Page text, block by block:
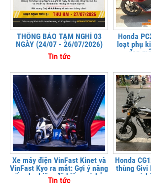
THÔNG BÁO TẠM NGHỈ 03
NGÀY (24/07 - 26/07/2026)
Tin tức
Honda
loạt phụ
đẹp
Xe máy điện VinFast Kinet và
VinFast Kyo ra mắt: Gợi ý nâng
cấp phụ kiện, độ kiểng và bảo
vệ xe tại
Tin tức
Honda
thùng Givi
và